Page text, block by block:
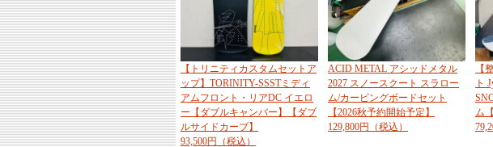
【トリニティカスタムセットア
ップ】TORINITY-SSSTミディ
アムフロント・リアDC イエロ
ー【ダブルキャンバー】【ダブ
ルサイドカーブ】
93,500円（税込）
ACID METAL アシッドメタル
2027 スノースクート スラロー
ム/カービングボードセット
【2026秋予約開始予定】
129,800円（税込）
【
ト
ム